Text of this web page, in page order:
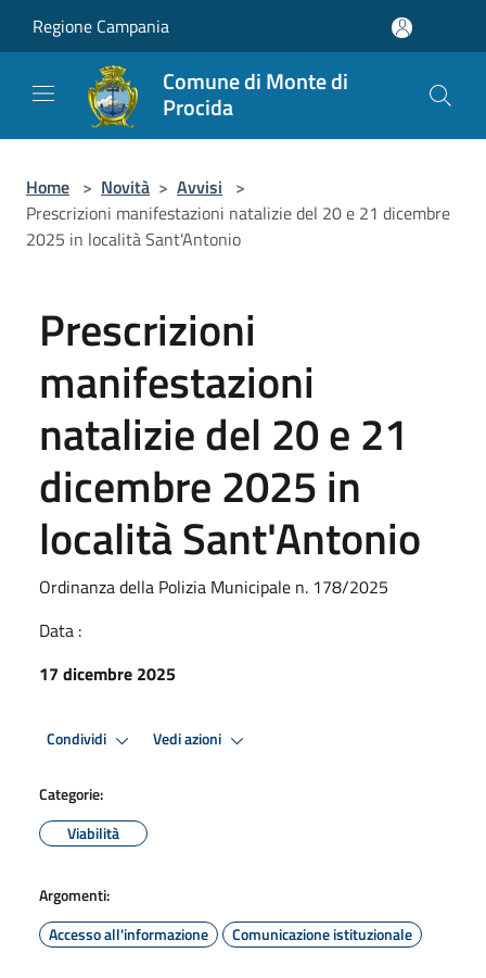
Regione Campania
Comune di Monte di
Procida
Home > Novità > Avvisi >
Prescrizioni manifestazioni natalizie del 20 e 21 dicembre
2025 in località Sant'Antonio
Prescrizioni
manifestazioni
natalizie del 20 e 21
dicembre 2025 in
località Sant'Antonio
Ordinanza della Polizia Municipale n. 178/2025
Data :
17 dicembre 2025
Condividi Vedi azioni
Categorie:
Viabilità
Argomenti:
Accesso all'informazione
Comunicazione istituzionale